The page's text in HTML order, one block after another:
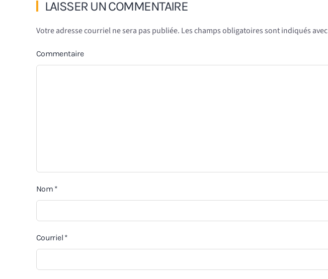
LAISSER UN COMMENTAIRE
Votre adresse courriel ne sera pas publiée. Les champs obligatoires sont indiqués avec
Commentaire
Nom *
Courriel *